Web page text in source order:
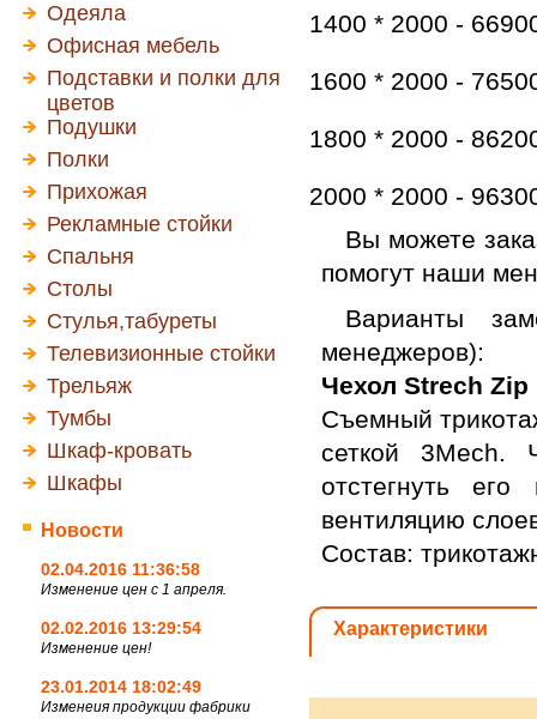
Одеяла
Офисная мебель
Подставки и полки для
цветов
Подушки
Полки
Прихожая
Рекламные стойки
Спальня
Столы
Стулья,табуреты
Телевизионные стойки
Трельяж
Тумбы
Шкаф-кровать
Шкафы
Новости
02.04.2016 11:36:58
Изменение цен с 1 апреля.
02.02.2016 13:29:54
Изменение цен!
23.01.2014 18:02:49
Изменеия продукции фабрики
1400 * 2000 -
1600 * 2000 -
1800 * 2000 -
2000 * 2000 -
Вы можете
помогут наши
Варианты
менеджеров):
Чехол Strech Zip
Съемный
сеткой 3Mech.
отстегнуть
вентиляцию
Состав:
Характеристики